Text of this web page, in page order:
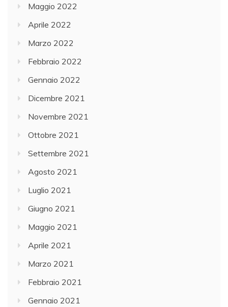
Maggio 2022
Aprile 2022
Marzo 2022
Febbraio 2022
Gennaio 2022
Dicembre 2021
Novembre 2021
Ottobre 2021
Settembre 2021
Agosto 2021
Luglio 2021
Giugno 2021
Maggio 2021
Aprile 2021
Marzo 2021
Febbraio 2021
Gennaio 2021